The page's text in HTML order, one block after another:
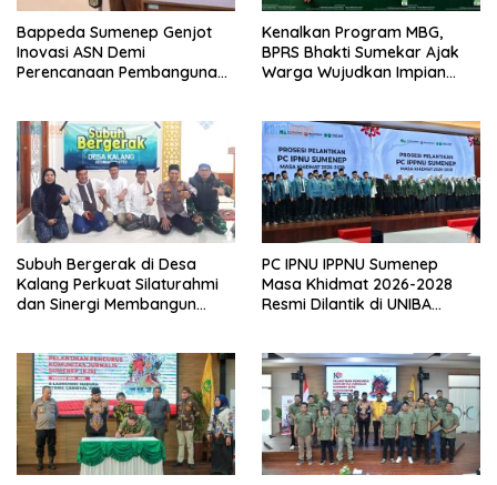
Bappeda Sumenep Genjot
Inovasi ASN Demi
Perencanaan Pembangunan
Kenalkan Program MBG,
BPRS Bhakti Sumekar Ajak
Warga Wujudkan Impian
Subuh Bergerak di Desa
Kalang Perkuat Silaturahmi
dan Sinergi Membangun
PC IPNU IPPNU Sumenep
Masa Khidmat 2026-2028
Resmi Dilantik di UNIBA